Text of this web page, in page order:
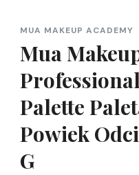
MUA MAKEUP ACADEMY
Mua
Palette
Powiek
G